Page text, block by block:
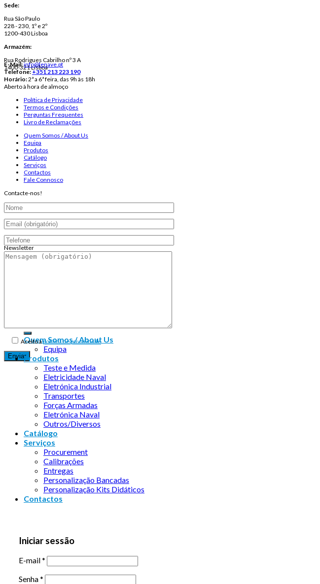
Sede:
Rua São Paulo
228 - 230, 1º e 2º
1200-430 Lisboa
Armazém:
Rua Rodrigues Cabrilho nº 3 A
1400-321 Lisboa
E-Mail:info@lenave.pt
Telefone:+351 213 223 190
Horário:2ª a 6ª feira, das 9h às 18h
Aberto à hora de almoço
Política de Privacidade
Termos e Condições
Perguntas Frequentes
Livro de Reclamações
Quem Somos / About Us
Equipa
Produtos
Catálogo
Serviços
Contactos
Fale Connosco
Contacte-nos!
Aceito apolítica de privacidade
Newsletter
Endereço de email:
Quem Somos / About Us
Equipa
Produtos
Teste e Medida
Eletricidade Naval
Eletrónica Industrial
Transportes
Forças Armadas
Eletrónica Naval
Outros/Diversos
Catálogo
Serviços
Procurement
Calibrações
Entregas
Personalização Bancadas
Personalização Kits Didáticos
Contactos
Iniciar sessão
E-mail*
Senha*